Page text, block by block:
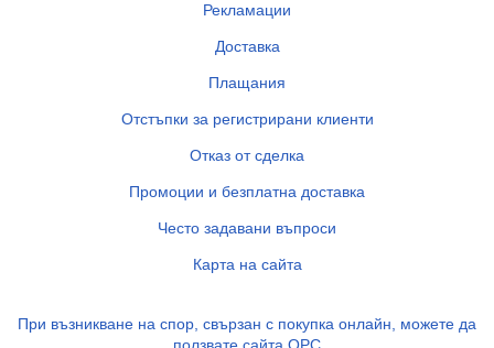
Рекламации
Доставка
Плащания
Отстъпки за регистрирани клиенти
Отказ от сделка
Промоции и безплатна доставка
Често задавани въпроси
Карта на сайта
При възникване на спор, свързан с покупка онлайн, можете да